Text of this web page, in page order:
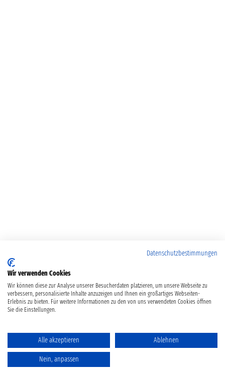
Datenschutzbestimmungen
Wir verwenden Cookies
Wir können diese zur Analyse unserer Besucherdaten platzieren, um unsere Webseite zu
verbessern, personalisierte Inhalte anzuzeigen und Ihnen ein großartiges Webseiten-
Erlebnis zu bieten. Für weitere Informationen zu den von uns verwendeten Cookies öffnen
Sie die Einstellungen.
Alle akzeptieren Ablehnen
Nein, anpassen